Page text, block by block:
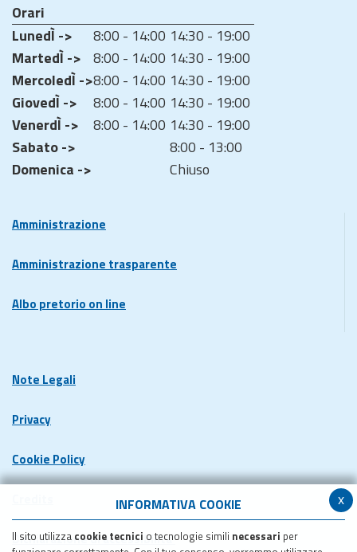
x
INFORMATIVA COOKIE
Il sito utilizza cookie tecnici o tecnologie simili necessari per
Orari
LunedÌ ->
8:00 - 14:00 14:30 - 19:00
MartedÌ -> 8:00 - 14:00 14:30 - 19:00
MercoledÌ ->8:00 - 14:00 14:30 - 19:00
GiovedÌ ->
8:00 - 14:00 14:30 - 19:00
VenerdÌ ->
8:00 - 14:00 14:30 - 19:00
Sabato ->
8:00 - 13:00
Domenica ->
Chiuso
Amministrazione
Amministrazione trasparente
Albo pretorio on line
Note Legali
Privacy
Cookie Policy
Dichiarazione di accessibilita'